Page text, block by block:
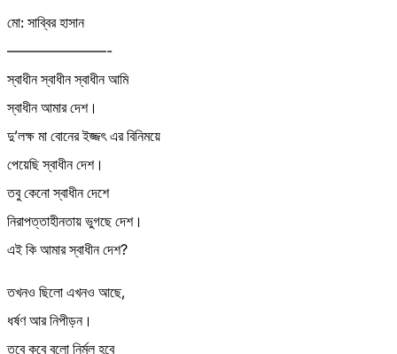
মো: সাব্বির হাসান
———————-
স্বাধীন স্বাধীন স্বাধীন আমি
স্বাধীন আমার দেশ।
দু’লক্ষ মা বোনের ইজ্জৎ এর বিনিময়ে
পেয়েছি স্বাধীন দেশ।
তবু কেনো স্বাধীন দেশে
নিরাপত্তাহীনতায় ভুগছে দেশ।
এই কি আমার স্বাধীন দেশ?
তখনও ছিলো এখনও আছে,
ধর্ষণ আর নিপীড়ন।
তবে কবে বলো নির্মূল হবে